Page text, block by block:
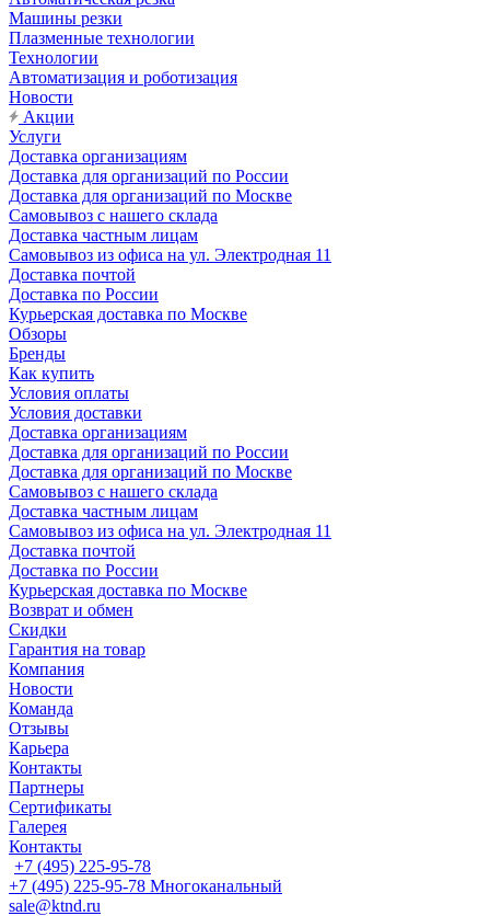
Машины резки
Плазменные технологии
Технологии
Автоматизация и роботизация
Новости
Акции
Услуги
Доставка организациям
Доставка для организаций по России
Доставка для организаций по Москве
Самовывоз с нашего склада
Доставка частным лицам
Самовывоз из офиса на ул. Электродная 11
Доставка почтой
Доставка по России
Курьерская доставка по Москве
Обзоры
Бренды
Как купить
Условия оплаты
Условия доставки
Доставка организациям
Доставка для организаций по России
Доставка для организаций по Москве
Самовывоз с нашего склада
Доставка частным лицам
Самовывоз из офиса на ул. Электродная 11
Доставка почтой
Доставка по России
Курьерская доставка по Москве
Возврат и обмен
Скидки
Гарантия на товар
Компания
Новости
Команда
Отзывы
Карьера
Контакты
Партнеры
Сертификаты
Галерея
Контакты
+7 (495) 225-95-78
+7 (495) 225-95-78 Многоканальный
sale@ktnd.ru